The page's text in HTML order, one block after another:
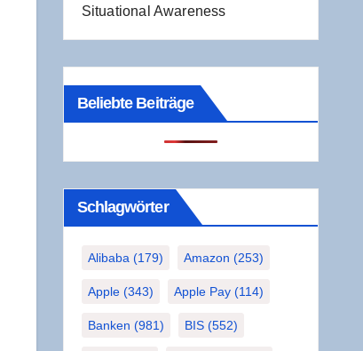
Situa­tio­nal Awareness
Beliebte Beiträge
Schlag­wör­ter
Alibaba (179) Amazon (253)
Apple(343) Apple Pay(114)
Banken (981) BIS(552)